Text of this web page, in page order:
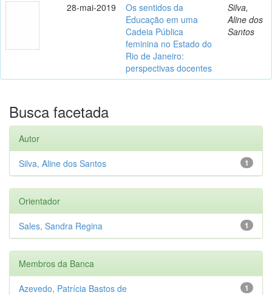
28-mai-2019
Os sentidos da
Educação em uma
Cadeia Pública
feminina no Estado do
Rio de Janeiro:
perspectivas docentes
Silva,
Aline dos
Santos
Busca facetada
Autor
1
Silva, Aline dos Santos
Orientador
1
Sales, Sandra Regina
Membros da Banca
1
Azevedo, Patrícia Bastos de